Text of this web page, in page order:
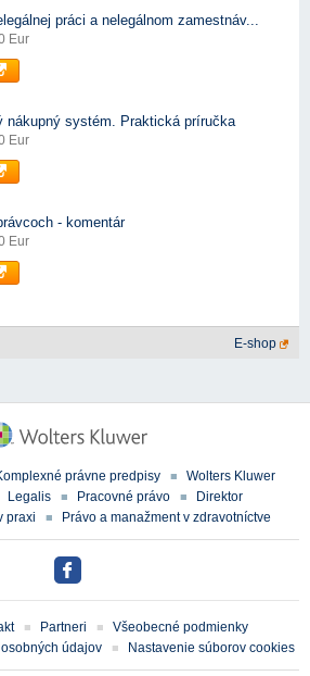
práci a nelegálnom zamestnáv...
Eur
nákupný systém. Praktická príručka
Eur
- komentár
Eur
E-shop
právne predpisy
Wolters Kluwer
Legalis Pracovné právo
Direktor
praxi
Právo a manažment v zdravotníctve
Partneri
Všeobecné podmienky
údajov
Nastavenie súborov cookies